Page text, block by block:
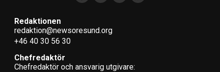
Redaktionen
redaktion@newsoresund.org
+46 40 30 56 30
Chefredaktör
Chefredaktör och ansvarig utgivare: